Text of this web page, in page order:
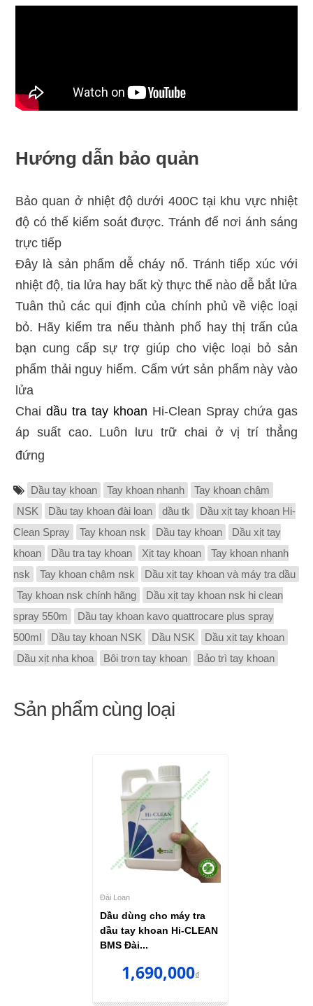
Hướng dẫn bảo quản
Bảo quan ở nhiệt độ dưới 400C tại khu vực nhiệt
độ có thể kiểm soát được. Tránh để nơi ánh sáng
trực tiếp
Đây là sản phẩm dễ cháy nổ. Tránh tiếp xúc với
nhiệt độ, tia lửa hay bất kỳ thực thể nào dễ bắt lửa
Tuân thủ các qui định của chính phủ về việc loại
bỏ. Hãy kiểm tra nếu thành phố hay thị trấn của
bạn cung cấp sự trợ giúp cho việc loại bỏ sản
phẩm thải nguy hiểm. Cấm vứt sản phẩm này vào
lửa
Chai dầu tra tay khoan Hi-Clean Spray chứa gas
áp suất cao. Luôn lưu trữ chai ở vị trí thẳng
đứng
Dầu tay khoan Tay khoan nhanh
Tay khoan chậm
NSK
Dầu tay khoan đài loan dầu tk
Dầu xịt tay khoan Hi-
Clean Spray
Tay khoan nsk Dầu tay khoan
Dầu xịt tay
khoan
Dầu tra tay khoan Xịt tay khoan
Tay khoan nhanh
nsk
Tay khoan chậm nsk
Dầu xịt tay khoan và máy tra dầu
Tay khoan nsk chính hãng
Dầu xịt tay khoan nsk hi clean
spray 550m
Dầu tay khoan kavo quattrocare plus spray
500ml
Dầu tay khoan NSK Dầu NSK
Dầu xịt tay khoan
Dầu xịt nha khoa
Bôi trơn tay khoan Bảo trì tay khoan
Sản phẩm cùng loại
Đài Loan
Dầu dùng cho máy tra
dầu tay khoan Hi-CLEAN
BMS Đài...
1,690,000₫